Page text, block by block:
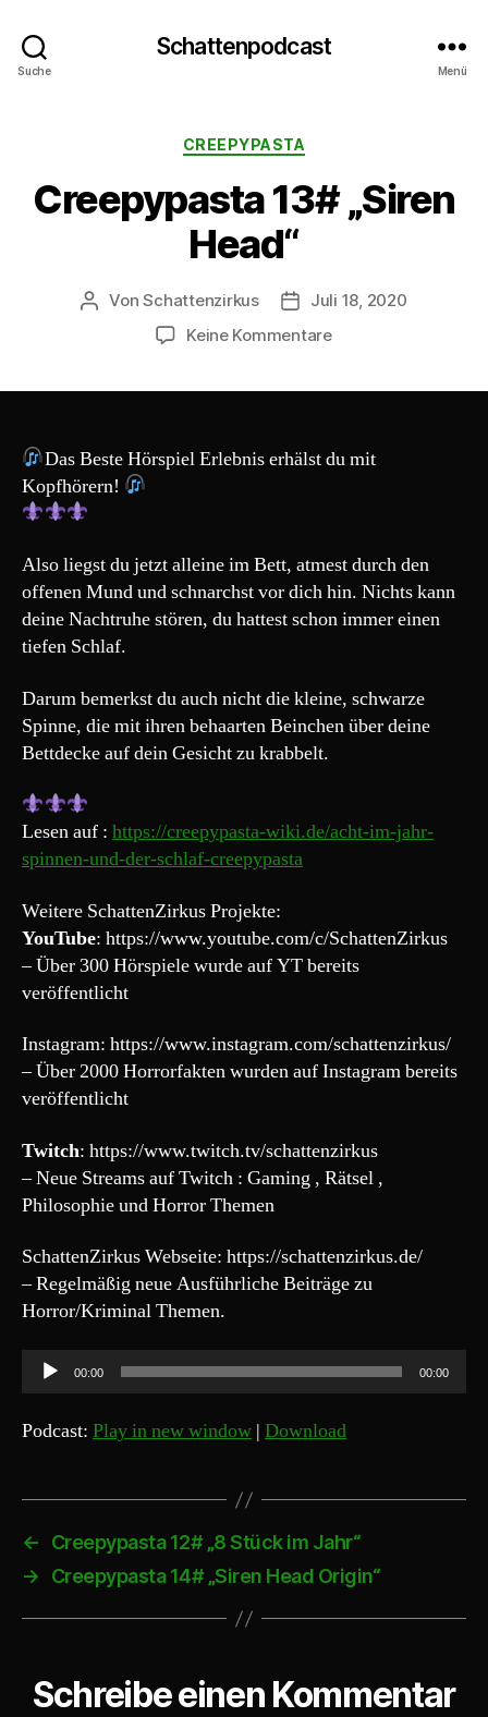
Suche
Schattenpodcast
Menü
Kategorien
CREEPYPASTA
Creepypasta 13# „Siren
Head“
Beitragsautor
VonSchattenzirkus Beitragsdatum
Juli 18, 2020
Keine Kommentarezu
Das Beste Hörspiel Erlebnis erhälst du mit
Kopfhörern!
Also liegst du jetzt alleine im Bett, atmest durch den
offenen Mund und schnarchst vor dich hin. Nichts kann
deine Nachtruhe stören, du hattest schon immer einen
tiefen Schlaf.
Darum bemerkst du auch nicht die kleine, schwarze
Spinne, die mit ihren behaarten Beinchen über deine
Bettdecke auf dein Gesicht zu krabbelt.
Lesen auf : https://creepypasta-wiki.de/acht-im-jahr-
spinnen-und-der-schlaf-creepypasta
Weitere SchattenZirkus Projekte:
YouTube: https://www.youtube.com/c/SchattenZirkus
– Über 300 Hörspiele wurde auf YT bereits
veröffentlicht
Instagram: https://www.instagram.com/schattenzirkus/
– Über 2000 Horrorfakten wurden auf Instagram bereits
veröffentlicht
Twitch: https://www.twitch.tv/schattenzirkus
– Neue Streams auf Twitch : Gaming , Rätsel ,
Philosophie und Horror Themen
SchattenZirkus Webseite: https://schattenzirkus.de/
– Regelmäßig neue Ausführliche Beiträge zu
Horror/Kriminal Themen.
u
d
P
y
00:00 00:00
Podcast: Play in new window | Download
←
Creepypasta 12# „8 Stück im Jahr“
→
Creepypasta 14# „Siren Head Origin“
Schreibe einen Kommentar